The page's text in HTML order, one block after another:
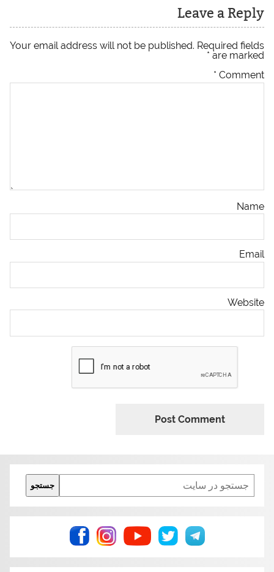
Leave a Reply
Your email address will not be published. Required fields
are marked
*
Comment
*
Name
Email
Website
Search
جستجو